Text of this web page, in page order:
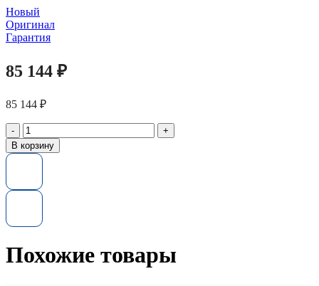
Новый
Оригинал
Гарантия
85 144 ₽
85 144 ₽
Количество
товара
Серверный
Xeon
2690V4
2.4GHz
Core
В корзину
Похожие товары